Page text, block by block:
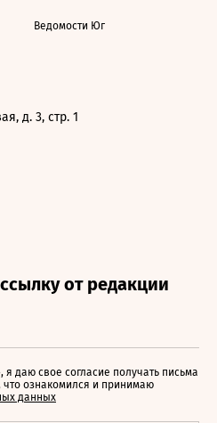
Ведомости Юг
д. 3, стр. 1
даю свое согласие получать письма
ознакомился и принимаю
данных